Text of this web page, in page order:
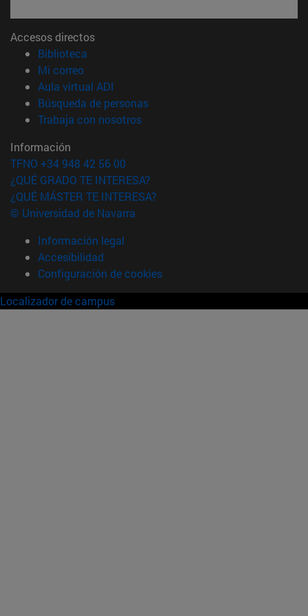
Accesos directos
Biblioteca
Mi correo(abre en nueva ventana)
Aula virtual ADI
Búsqueda de personas(abre en nueva ventana)
Trabaja con nosotros(abre en nueva ventana)
Información
TFNO +34 948 42 56 00
¿QUÉ GRADO TE INTERESA?
¿QUÉ MÁSTER TE INTERESA?
© Universidad de Navarra
Información legal
Accesibilidad
Configuración de cookies
Localizador de campus